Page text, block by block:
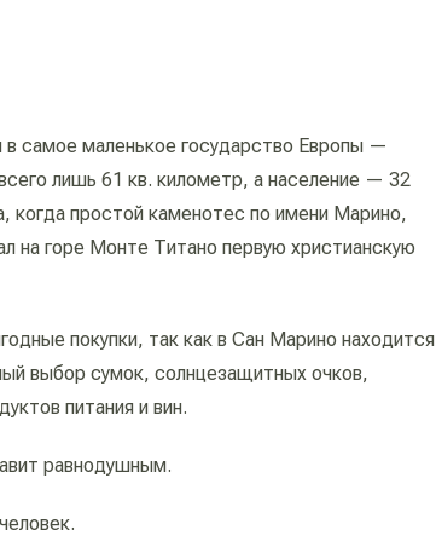
самое маленькое государство Европы —
лишь 61 кв. километр, а население — 32
когда простой каменотес по имени Марино,
на горе Монте Титано первую христианскую
покупки, так как в Сан Марино находится
выбор сумок, солнцезащитных очков,
питания и вин.
равнодушным.